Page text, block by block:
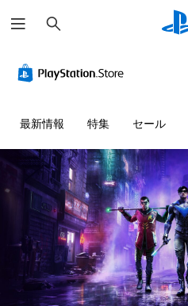
索
最新情報 特集 セール